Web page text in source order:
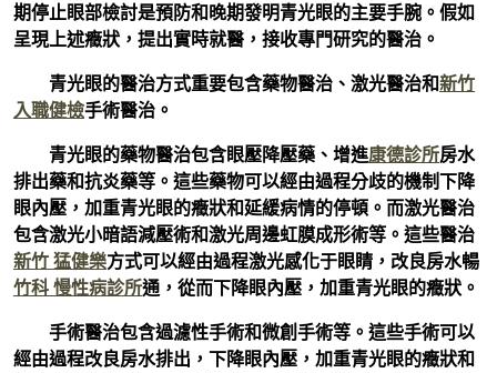
期停止眼部檢討是預防和晚期發明青光眼的主要手腕。假如
呈現上述癥狀，提出實時就醫，接收專門研究的醫治。
青光眼的醫治方式重要包含藥物醫治、激光醫治和新竹
入職健檢手術醫治。
青光眼的藥物醫治包含眼壓降壓藥、增進康德診所房水
排出藥和抗炎藥等。這些藥物可以經由過程分歧的機制下降
眼內壓，加重青光眼的癥狀和延緩病情的停頓。而激光醫治
包含激光小暗語減壓術和激光周邊虹膜成形術等。這些醫治
新竹 猛健樂方式可以經由過程激光感化于眼睛，改良房水暢
竹科 慢性病診所通，從而下降眼內壓，加重青光眼的癥狀。
手術醫治包含過濾性手術和微創手術等。這些手術可以
經由過程改良房水排出，下降眼內壓，加重青光眼的癥狀和